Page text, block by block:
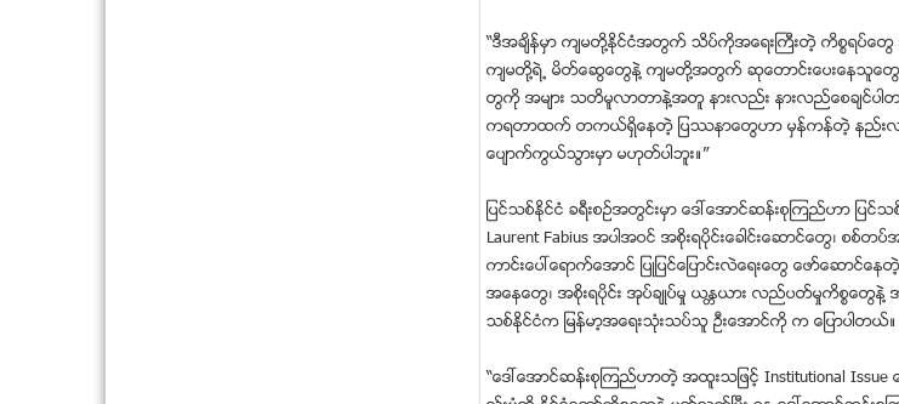
“ဒီအခ်ိန္မွာ က်မတို႔ႏိုင္ငံအတြက္ သိပ္ကိုအေရးႀကီးတဲ့ ကိစၥရပ္ေတြ
က်မတို႔ရဲ႕ မိတ္ေဆြေတြနဲ႔ က်မတို႔အတြက္ ဆုေတာင္းေပးေနသူ
တြကို အမ်ား သတိမူလာတာနဲ႔အတူ နားလည္း နားလည္ေစခ်င္ပါ
ကရတာထက္ တကယ္ရွိေနတဲ့ ျပႆနာေတြဟာ မွန္ကန္တဲ့ နည္းလမ္
ေပ်ာက္ကြယ္သြားမွာ မဟုတ္ပါဘူး။”
ျပင္သစ္ႏုိင္ငံ ခရီးစဥ္အတြင္းမွာ ေဒၚေအာင္ဆန္းစုၾကည္ဟာ ျပင္သစ္
Laurent Fabius အပါအဝင္ အစိုးရပိုင္းေခါင္းေဆာင္ေတြ၊ စစ္တပ္
ကာင္းေပၚေရာက္ေအာင္ ျပဳျပင္ေျပာင္းလဲေရးေတြ ေဖာ္ေဆာင္ေ
အေနေတြ၊ အစိုးရပိုင္း အုပ္ခ်ဳပ္မႈ ယႏၱယား လည္ပတ္မႈကိစၥေတြနဲ႔
သစ္ႏိုင္ငံက ျမန္မာ့အေရးသံုးသပ္သူ ဦးေအာင္ကို က ေျပာပါတယ္။
“ေဒၚေအာင္ဆန္းစုၾကည္ဟာတဲ့ အထူးသျဖင့္ Institutional Issue ေပ့